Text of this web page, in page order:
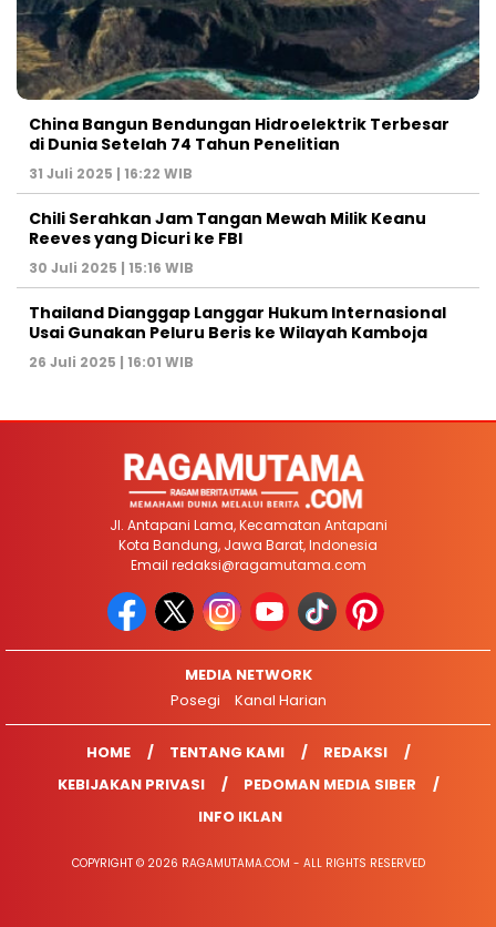
China Bangun Bendungan Hidroelektrik Terbesar
di Dunia Setelah 74 Tahun Penelitian
31 Juli 2025 | 16:22 WIB
Chili Serahkan Jam Tangan Mewah Milik Keanu
Reeves yang Dicuri ke FBI
30 Juli 2025 | 15:16 WIB
Thailand Dianggap Langgar Hukum Internasional
Usai Gunakan Peluru Beris ke Wilayah Kamboja
26 Juli 2025 | 16:01 WIB
Jl. Antapani Lama, Kecamatan Antapani
Kota Bandung, Jawa Barat, Indonesia
Email redaksi@ragamutama.com
MEDIA NETWORK
Posegi
Kanal Harian
HOME TENTANG KAMI
REDAKSI
KEBIJAKAN PRIVASI
PEDOMAN MEDIA SIBER
INFO IKLAN
COPYRIGHT © 2026 RAGAMUTAMA.COM - ALL RIGHTS RESERVED